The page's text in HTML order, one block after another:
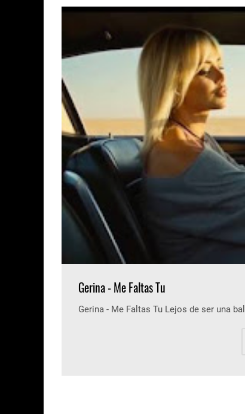
Gerina - Me Faltas Tu
Gerina - Me Faltas Tu Lejos de ser una